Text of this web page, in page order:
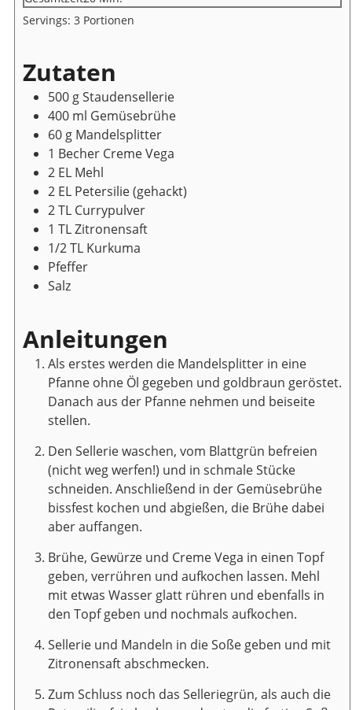
Servings: 3 Portionen
Zutaten
500 gStaudensellerie
400 ml Gemüsebrühe
60 g Mandelsplitter
1 Becher Creme Vega
2 EL Mehl
2 EL Petersilie(gehackt)
2TL Currypulver
1 TLZitronensaft
1/2TL Kurkuma
Pfeffer
Salz
Anleitungen
Als erstes werden die Mandelsplitter in eine
Pfanne ohne Öl gegeben und goldbraun geröstet.
Danach aus der Pfanne nehmen und beiseite
stellen.
Den Sellerie waschen, vom Blattgrün befreien
(nicht weg werfen!) und in schmale Stücke
schneiden. Anschließend in der Gemüsebrühe
bissfest kochen und abgießen, die Brühe dabei
aber auffangen.
Brühe, Gewürze und Creme Vega in einen Topf
geben, verrühren und aufkochen lassen. Mehl
mit etwas Wasser glatt rühren und ebenfalls in
den Topf geben und nochmals aufkochen.
Sellerie und Mandeln in die Soße geben und mit
Zitronensaft abschmecken.
Zum Schluss noch das Selleriegrün, als auch die